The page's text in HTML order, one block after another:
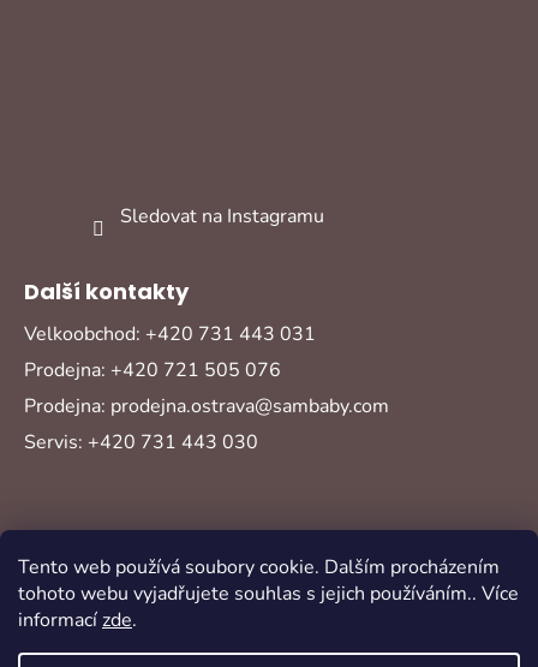
Tento web používá soubory cookie. Dalším procházením
tohoto webu vyjadřujete souhlas s jejich používáním.. Více
informacízde.
Sledovat na Instagramu
Další kontakty
Velkoobchod: +420 731 443 031
Prodejna: +420 721 505 076
Prodejna: prodejna.ostrava@sambaby.com
Servis: +420 731 443 030
Vytvořil Shoptet